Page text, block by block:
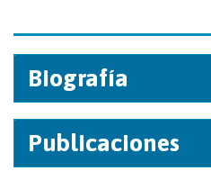
Biografía
Publicaciones